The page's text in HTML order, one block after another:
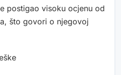
postigao visoku ocjenu od
što govori o njegovoj